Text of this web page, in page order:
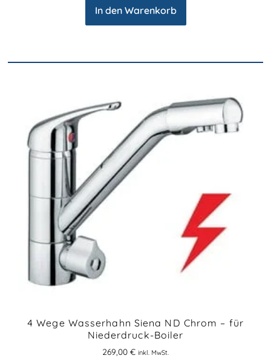
In den Warenkorb
4 Wege Wasserhahn Siena ND Chrom – für
Niederdruck-Boiler
269,00 € inkl. MwSt.